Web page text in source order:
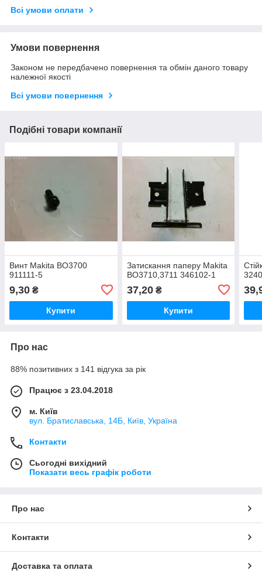
Всі умови оплати
Умови повернення
Законом не передбачено повернення та обмін даного товару
належної якості
Всі умови повернення
Подібні товари компанії
Винт Makita BO3700
911111-5
9,30 ₴
Купити
Затискання паперу Makita
BO3710,3711 346102-1
37,20₴
Купити
Про нас
88% позитивних з 141 відгука за рік
Працює з 23.04.2018
м. Київ
вул. Братиславська, 14Б, Київ, Україна
Контакти
Сьогодні вихідний
Показати весь графік роботи
Про нас
Контакти
Доставка та оплата